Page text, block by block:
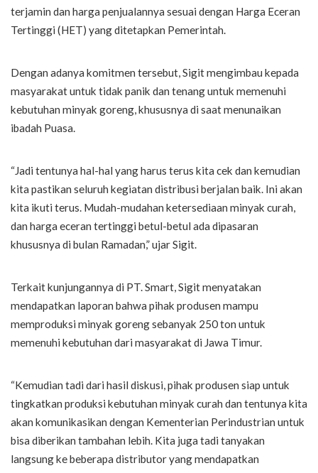
terjamin dan harga penjualannya sesuai dengan Harga Eceran
Tertinggi (HET) yang ditetapkan Pemerintah.
Dengan adanya komitmen tersebut, Sigit mengimbau kepada
masyarakat untuk tidak panik dan tenang untuk memenuhi
kebutuhan minyak goreng, khususnya di saat menunaikan
ibadah Puasa.
“Jadi tentunya hal-hal yang harus terus kita cek dan kemudian
kita pastikan seluruh kegiatan distribusi berjalan baik. Ini akan
kita ikuti terus. Mudah-mudahan ketersediaan minyak curah,
dan harga eceran tertinggi betul-betul ada dipasaran
khususnya di bulan Ramadan,” ujar Sigit.
Terkait kunjungannya di PT. Smart, Sigit menyatakan
mendapatkan laporan bahwa pihak produsen mampu
memproduksi minyak goreng sebanyak 250 ton untuk
memenuhi kebutuhan dari masyarakat di Jawa Timur.
“Kemudian tadi dari hasil diskusi, pihak produsen siap untuk
tingkatkan produksi kebutuhan minyak curah dan tentunya kita
akan komunikasikan dengan Kementerian Perindustrian untuk
bisa diberikan tambahan lebih. Kita juga tadi tanyakan
langsung ke beberapa distributor yang mendapatkan